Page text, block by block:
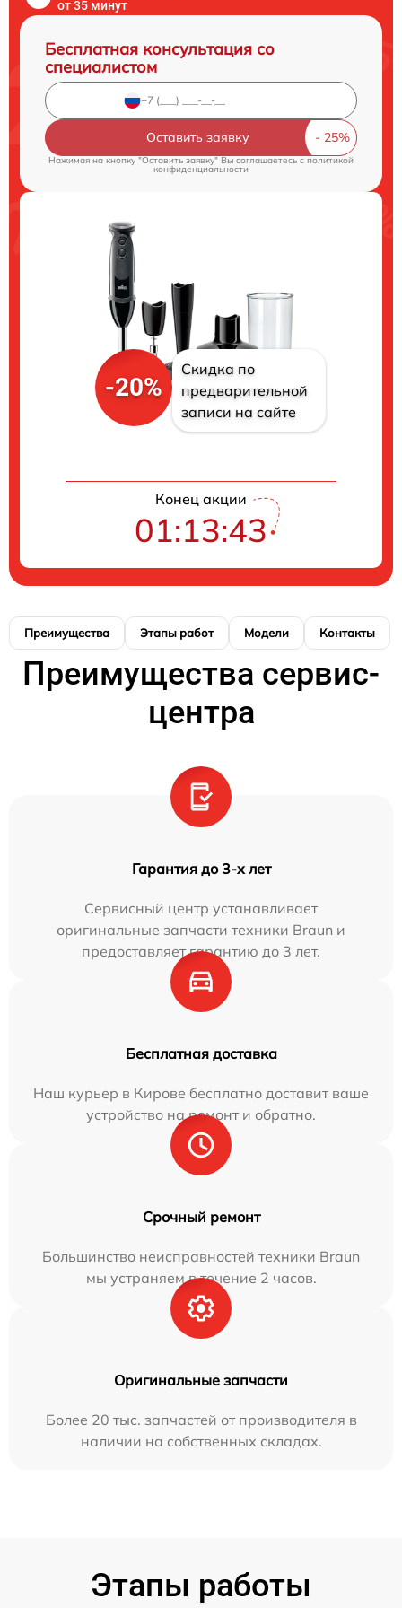
от 35 минут
Бесплатная консультация со
специалистом
Оставить заявку
Нажимая на кнопку "Оставить заявку" Вы соглашаетесь cполитикой
конфиденциальности
-20%
Скидка по
предварительной
записи на сайте
Конец акции
01:13:43
Преимущества Этапы работ Модели Контакты
Преимущества сервис-
центра
Гарантия до 3-х лет
Сервисный центр устанавливает
оригинальные запчасти техники Braun и
предоставляет гарантию до 3 лет.
Бесплатная доставка
Наш курьер в Кирове бесплатно доставит ваше
устройство на ремонт и обратно.
Срочный ремонт
Большинство неисправностей техники Braun
мы устраняем в течение 2 часов.
Оригинальные запчасти
Более 20 тыс. запчастей от производителя в
наличии на собственных складах.
Этапы работы